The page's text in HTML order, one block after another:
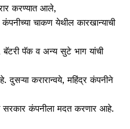
करण्यात आले,
कंपनीच्या चाकण येथील कारखान्याची
बॅटरी पॅक व अन्य सुटे भाग यांची
करारान्वये, महिंद्र कंपनीने
सरकार कंपनीला मदत करणार आहे.